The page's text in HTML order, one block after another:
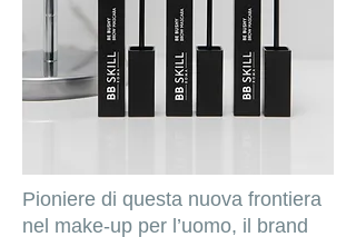
Pioniere di questa nuova frontiera
nel make‑up per l’uomo, il brand